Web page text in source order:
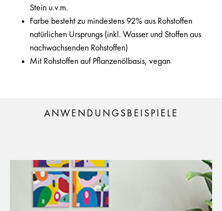
Stein u.v.m.
Farbe besteht zu mindestens 92% aus Rohstoffen
natürlichen Ursprungs (inkl. Wasser und Stoffen aus
nachwachsenden Rohstoffen)
Mit Rohstoffen auf Pflanzenölbasis, vegan
ANWENDUNGSBEISPIELE